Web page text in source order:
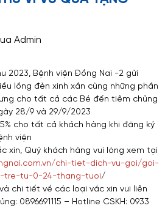
Admin
2023, Bệnh viện Đồng Nai -2 gửi
lồng đèn xinh xắn cùng những phần
cho tất cả các Bé đến tiêm chủng
28/9 và 29/9/2023
cho tất cả khách hàng khi đăng ký
viện
xin, Quý khách hàng vui lòng xem tại
chi-tiet-dich-vu-goi/goi-
tre-tu-0-24-thang-tuoi/
chi tiết về các loại vắc xin vui liên
0896691115 – Hotline CSKH: 0933